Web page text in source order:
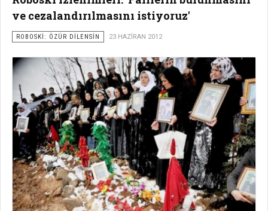
ve cezalandırılmasını istiyoruz'
ROBOSKİ: ÖZÜR DİLENSİN 23 HAZIRAN 2012